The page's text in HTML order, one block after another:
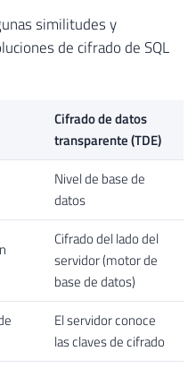
similitudes y
de cifrado de SQL
Cifrado de datos
transparente (TDE)
Nivel de base de
datos
Cifrado del lado del
servidor (motor de
base de datos)
El servidor conoce
las claves de cifrado